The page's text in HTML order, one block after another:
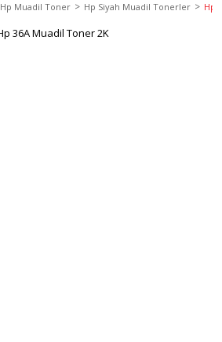
Hp Muadil Toner Hp Siyah Muadil Tonerler Hp